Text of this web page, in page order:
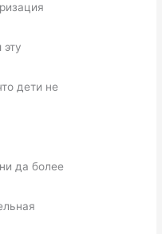
дети не
да более